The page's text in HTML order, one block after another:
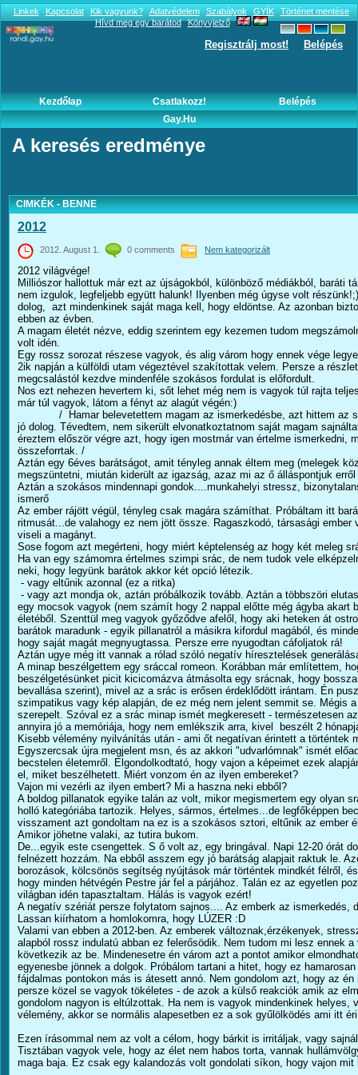
Linkek Kapcsolat Kik vagyunk? Adatvédelem Szabályok GYÍK
Történet mentése
Hívd meg egy barátod
Könyvjelző
Regisztrálj most! Belépés
Kezdőlap Csatlakozz!
Belépés
Gay.hu
A keresés eredménye
CIMKÉK - BENNE
2012
2012. August 1. 0 comments Nem kategorizált
2012 világvége!
Milliószor hallottuk már ezt az újságokból, különböző médiákból, baráti
nem izgulok, legfeljebb együtt halunk! Ilyenben még úgyse volt
dolog, azt mindenkinek saját maga kell, hogy eldöntse. Az azonban
ebben az évben.
A magam életét nézve, eddig szerintem egy kezemen tudom
volt idén.
Egy rossz sorozat részese vagyok, és alig várom hogy ennek vége
2ik napján a külföldi utam végeztével szakítottak velem. Persze a
megcsalástól kezdve mindenféle szokásos fordulat is előfordult.
Nos ezt nehezen hevertem ki, sőt lehet még nem is vagyok túl rajta
már túl vagyok, látom a fényt az alagút végén:)
/ Hamar belevetettem magam az ismerkedésbe, azt hittem az
jó dolog. Tévedtem, nem sikerült elvonatkoztatnom saját magam
éreztem először végre azt, hogy igen mostmár van értelme ismerkedni,
összeforrtak. /
Aztán egy 6éves barátságot, amit tényleg annak éltem meg (melegek
megszüntetni, miután kiderült az igazság, azaz mi az ő álláspontjuk
Aztán a szokásos mindennapi gondok....munkahelyi stressz,
ismerő
Az ember rájött végül, tényleg csak magára számíthat. Próbáltam itt
ritmusát...de valahogy ez nem jött össze. Ragaszkodó, társasági ember
viseli a magányt.
Sose fogom azt megérteni, hogy miért képtelenség az hogy két meleg
Ha van egy számomra értelmes szimpi srác, de nem tudok vele
neki, hogy legyünk barátok akkor két opció létezik.
- vagy eltűnik azonnal (ez a ritka)
- vagy azt mondja ok, aztán próbálkozik tovább. Aztán a többszöri
egy mocsok vagyok (nem számít hogy 2 nappal előtte még ágyba akart
életéből. Szenttül meg vagyok győződve afelől, hogy aki heteken át
barátok maradunk - egyik pillanatról a másikra kifordul magából, és
hogy saját magát megnyugtassa. Persze erre nyugodtan cáfoljatok rá!
Aztán ugye még itt vannak a rólad szóló negatív híresztelések
A minap beszélgettem egy sráccal romeon. Korábban már említettem,
beszélgetésünket picit kicicomázva átmásolta egy srácnak, hogy
bevallása szerint), mivel az a srác is erősen érdeklődött irántam. Én
szimpatikus vagy kép alapján, de ez még nem jelent semmit se. Mégis
szerepelt. Szóval ez a srác minap ismét megkeresett - természetesen
annyira jó a memóriája, hogy nem emlékszik arra, kivel beszélt 2
Kisebb vélemény nyilvánítás után - ami őt negatívan érintett a történtek
Egyszercsak újra megjelent msn, és az akkori "udvarlómnak" ismét
becstelen életemről. Elgondolkodtató, hogy vajon a képeimet ezek
el, miket beszélhetett. Miért vonzom én az ilyen embereket?
Vajon mi vezérli az ilyen embert? Mi a haszna neki ebből?
A boldog pillanatok egyike talán az volt, mikor megismertem egy olyan
holló kategóriába tartozik. Helyes, sármos, értelmes...de legfőképpen
visszament azt gondoltam na ez is a szokásos sztori, eltűnik az ember
Amikor jöhetne valaki, az tutira bukom.
De...egyik este csengettek. S ő volt az, egy bringával. Napi 12-20 órát
felnézett hozzám. Na ebből asszem egy jó barátság alapjait raktuk le.
borozások, kölcsönös segítség nyújtások már történtek mindkét félről,
hogy minden hétvégén Pestre jár fel a párjához. Talán ez az egyetlen
világban idén tapasztaltam. Hálás is vagyok ezért!
A negatív szériát persze folytatom sajnos.... Az emberk az ismerkedés,
Lassan kiírhatom a homlokomra, hogy LÚZER :D
Valami van ebben a 2012-ben. Az emberek változnak,érzékenyek,
alapból rossz indulatú abban ez felerősödik. Nem tudom mi lesz ennek
következik az be. Mindenesetre én várom azt a pontot amikor
egyenesbe jönnek a dolgok. Próbálom tartani a hitet, hogy ez
fájdalmas pontokon más is átesett annó. Nem gondolom azt, hogy az
persze közel se vagyok tökéletes - de azok a külső reakciók amik az
gondolom nagyon is eltúlzottak. Ha nem is vagyok mindenkinek helyes,
vélemény, akkor se normális alapesetben ez a sok gyűlölködés ami itt
Ezen írásommal nem az volt a célom, hogy bárkit is irritáljak, vagy
Tisztában vagyok vele, hogy az élet nem habos torta, vannak
maga baja. Ez csak egy kalandozás volt gondolati síkon, hogy vajon mit